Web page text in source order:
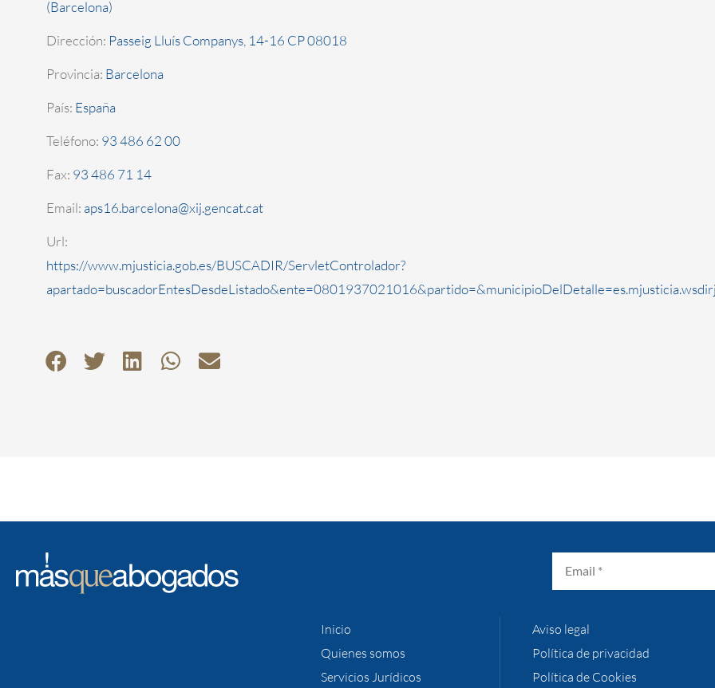
(Barcelona)
Dirección: Passeig Lluís Companys, 14-16 CP 08018
Provincia: Barcelona
País: España
Teléfono: 93 486 62 00
Fax: 93 486 71 14
Email: aps16.barcelona@xij.gencat.cat
Url:
https://www.mjusticia.gob.es/BUSCADIR/ServletControlador?
Inicio
Quienes somos
Servicios Jurídicos
Aviso legal
Política de privacidad
Política de Cookies